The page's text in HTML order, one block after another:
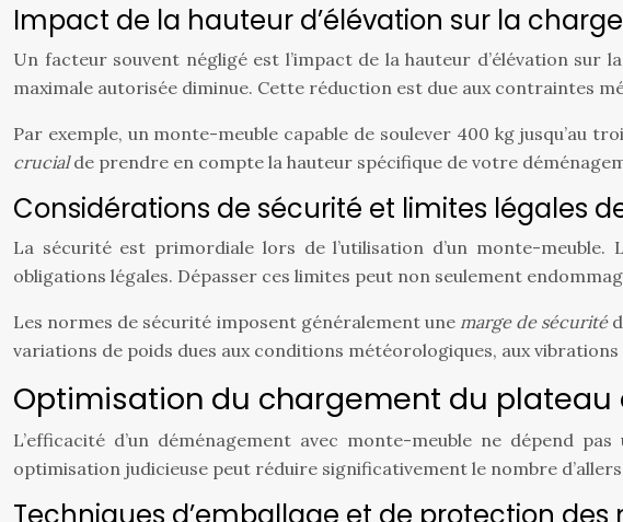
Impact de la hauteur d’élévation sur la
Un facteur souvent négligé est l’impact de la hauteur d’élévation
maximale autorisée diminue. Cette réduction est due aux contraintes
Par exemple, un monte-meuble capable de soulever 400 kg jusqu’au
crucialde prendre en compte la hauteur spécifique de votre
Considérations de sécurité et limites légales
La sécurité est primordiale lors de l’utilisation d’un monte-
obligations légales. Dépasser ces limites peut non seulement
Les normes de sécurité imposent généralement une marge de sécurité
variations de poids dues aux conditions météorologiques, aux
Optimisation du chargement du
L’efficacité d’un déménagement avec monte-meuble ne dépend
optimisation judicieuse peut réduire significativement le nombre
Techniques d’emballage et de protection des